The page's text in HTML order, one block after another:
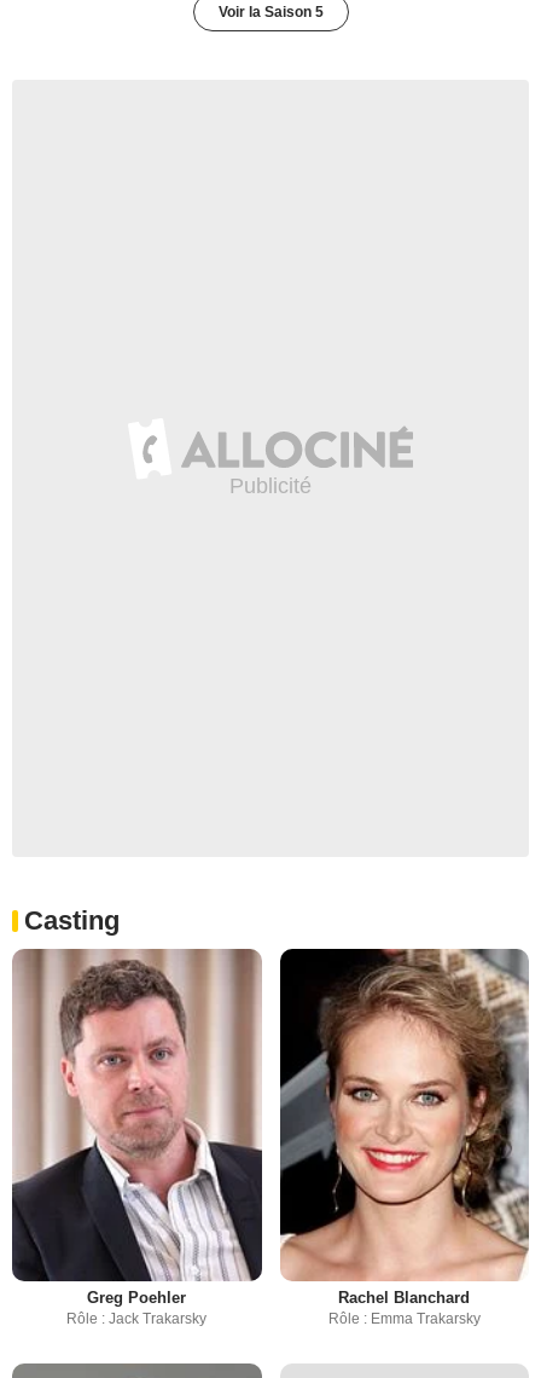
Voir la Saison 5
Casting
Greg Poehler
Rôle : Jack Trakarsky
Rachel Blanchard
Rôle : Emma Trakarsky